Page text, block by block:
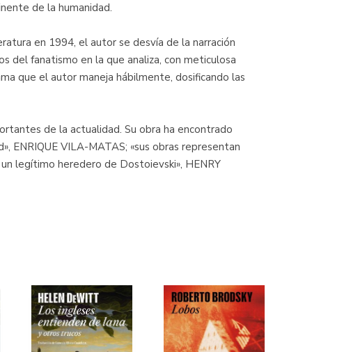
de la humanidad.
en 1994, el autor se desvía de la narración
del fanatismo en la que analiza, con meticulosa
que el autor maneja hábilmente, dosificando las
de la actualidad. Su obra ha encontrado
ENRIQUE VILA-MATAS; «sus obras representan
legítimo heredero de Dostoievski», HENRY